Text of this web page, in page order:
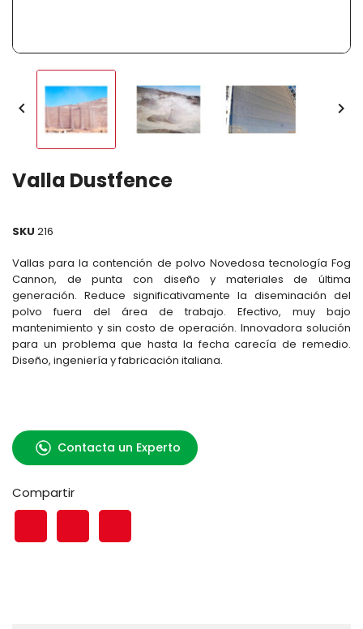
 
Valla Dustfence
SKU 216
Vallas para la contención de polvo Novedosa tecnología Fog
Cannon, de punta con diseño y materiales de última
generación. Reduce significativamente la diseminación del
polvo fuera del área de trabajo. Efectivo, muy bajo
mantenimiento y sin costo de operación. Innovadora solución
para un problema que hasta la fecha carecía de remedio.
Diseño, ingeniería y fabricación italiana.
Contacta un Experto
Compartir